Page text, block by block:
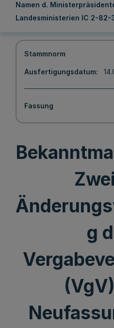
Namen d.
Landesministerien IC 2-82-
Stammnorm
Ausfertigungsdatum
Fassung
g